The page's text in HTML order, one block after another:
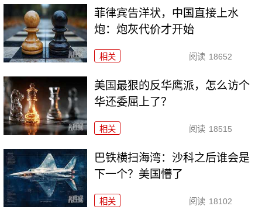
菲律宾告洋状，中国直接上水
炮：炮灰代价才开始
相关 阅读 18652
美国最狠的反华鹰派，怎么访个
华还委屈上了？
相关 阅读 18515
巴铁横扫海湾：沙科之后谁会是
下一个？美国懵了
相关 阅读 18102